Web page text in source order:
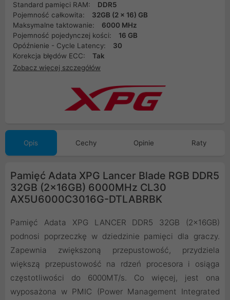
Standard pamięci RAM:
DDR5
Pojemność całkowita:
32GB (2 x 16) GB
Maksymalne taktowanie:
6000 MHz
Pojemność pojedynczej kości:
16 GB
Opóźnienie - Cycle Latency:
30
Korekcja błędów ECC:
Tak
Zobacz więcej szczegółów
Opis Cechy Opinie Raty
Pamięć Adata XPG Lancer Blade RGB DDR5
32GB (2x16GB) 6000MHz CL30
AX5U6000C3016G-DTLABRBK
Pamięć Adata XPG LANCER DDR5 32GB (2x16GB)
podnosi poprzeczkę w dziedzinie pamięci dla graczy.
Zapewnia zwiększoną przepustowość, przydziela
większą przepustowość na rdzeń procesora i osiąga
częstotliwości do 6000MT/s. Co więcej, jest ona
wyposażona w PMIC (Power Management Integrated